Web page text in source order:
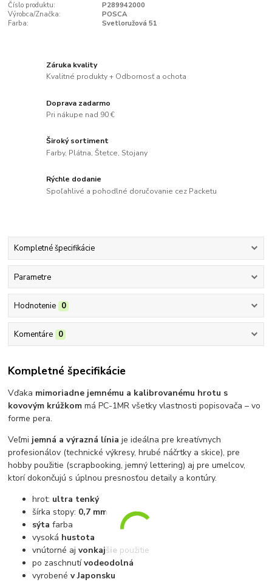
Číslo produktu:
P289942000
Výrobca/Značka:
POSCA
Farba:
Svetloružová 51
Záruka kvality
Kvalitné produkty + Odbornosť a ochota
Doprava zadarmo
Pri nákupe nad 90 €
Široký sortiment
Farby, Plátna, Štetce, Stojany
Rýchle dodanie
Spoľahlivé a pohodlné doručovanie cez Packetu
Kompletné špecifikácie
Parametre
Hodnotenie 0
Komentáre 0
Kompletné špecifikácie
Vďaka mimoriadne jemnému a kalibrovanému hrotu s
kovovým krúžkom má PC-1MR všetky vlastnosti popisovača – vo
forme pera.
Veľmi jemná a výrazná línia je ideálna pre kreatívnych
profesionálov (technické výkresy, hrubé náčrtky a skice), pre
hobby použitie (scrapbooking, jemný lettering) aj pre umelcov,
ktorí dokončujú s úplnou presnosťou detaily a kontúry.
hrot: ultra tenký
šírka stopy: 0,7 mm
sýtafarba
vysoká hustota
vnútorné ajvonkajšie použitie
po zaschnutívodeodolná
vyrobenév Japonsku